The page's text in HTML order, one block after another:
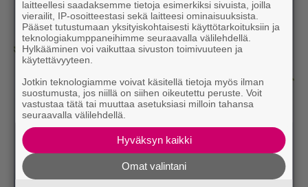
laitteellesi saadaksemme tietoja esimerkiksi sivuista, joilla
vierailit, IP-osoitteestasi sekä laitteesi ominaisuuksista.
Pääset tutustumaan yksityiskohtaisesti käyttötarkoituksiin ja
teknologiakumppaneihimme seuraavalla välilehdellä.
Hylkääminen voi vaikuttaa sivuston toimivuuteen ja
käytettävyyteen.
Jotkin teknologiamme voivat käsitellä tietoja myös ilman
suostumusta, jos niillä on siihen oikeutettu peruste. Voit
vastustaa tätä tai muuttaa asetuksiasi milloin tahansa
seuraavalla välilehdellä.
Hyväksyn kaikki
Omat valintani